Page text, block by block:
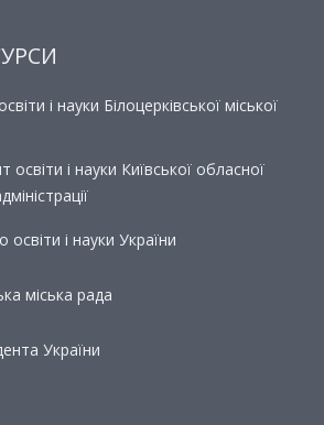
і науки Білоцерківської міської
освіти і науки Київської обласної
освіти і науки України
міська рада
України